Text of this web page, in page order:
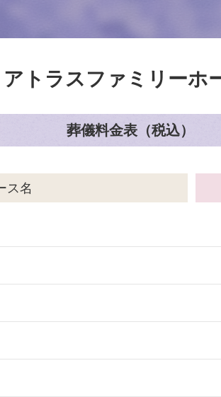
アトラスファミリーホ
葬儀料金表（税込）
ス名